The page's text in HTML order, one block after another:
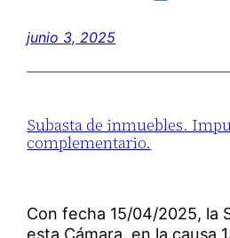
junio 3, 2025
Subasta de inmuebles.
complementario.
Con fecha 15/04/2025, la
esta Cámara, en la causa